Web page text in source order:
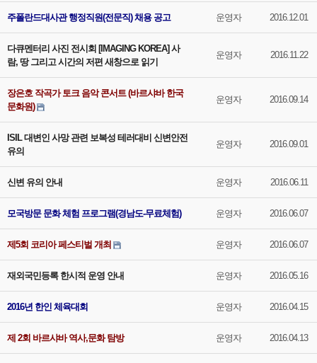
주폴란드대사관 행정직원(전문직) 채용 공고 운영자 2016.12.01
다큐멘터리 사진 전시회 [IMAGING KOREA] 사
람, 땅 그리고 시간의 저편 새창으로 읽기
운영자 2016.11.22
장은호 작곡가 토크 음악 콘서트 (바르샤바 한국
문화원)
운영자 2016.09.14
ISIL 대변인 사망 관련 보복성 테러대비 신변안전
유의
운영자 2016.09.01
신변 유의 안내 운영자 2016.06.11
모국방문 문화 체험 프로그램(경남도-무료체험) 운영자 2016.06.07
제5회 코리아 페스티벌 개최 운영자 2016.06.07
재외국민등록 한시적 운영 안내 운영자 2016.05.16
2016년 한인 체육대회 운영자 2016.04.15
제 2회 바르샤바 역사,문화 탐방 운영자 2016.04.13